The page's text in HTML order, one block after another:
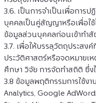
3.6. เป็นการจำเป็นเพื่อกา
บุคคลเป็นคู่สัญญาหรือเพื่อใช้
ข้อมูลส่วนบุคคลก่อนเข้าทำ
3.7. เพื่อให้บรรลุวัตถุประสง
ประวัติศาสตร์หรือจดหมายเ
ศึกษา วิจัย การจัดทำสถิติ ซึ่ง
3.8 ข้อมูลพฤติกรรมการใช้ง
Analytics, Google